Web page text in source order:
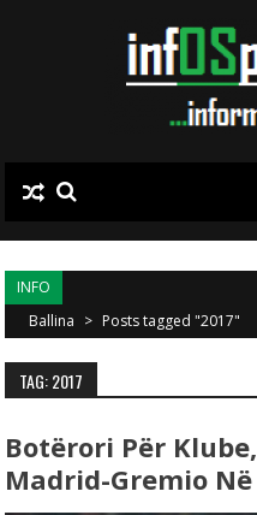
INFO
Ballina > Posts tagged "2017"
TAG: 2017
Botërori Për
Madrid-Gremio